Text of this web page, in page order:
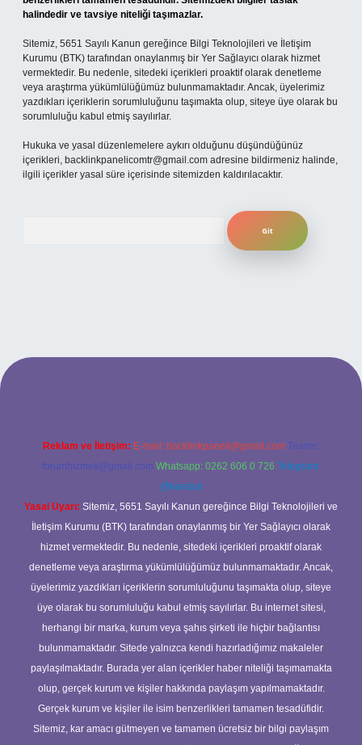
halindedir ve tavsiye niteliği taşımazlar.
Sitemiz, 5651 Sayılı Kanun gereğince Bilgi Teknolojileri ve İletişim
Kurumu (BTK) tarafından onaylanmış bir Yer Sağlayıcı olarak hizmet
vermektedir. Bu nedenle, sitedeki içerikleri proaktif olarak denetleme
veya araştırma yükümlülüğümüz bulunmamaktadır. Ancak, üyelerimiz
yazdıkları içeriklerin sorumluluğunu taşımakta olup, siteye üye olarak bu
sorumluluğu kabul etmiş sayılırlar.
Hukuka ve yasal düzenlemelere aykırı olduğunu düşündüğünüz
içerikleri, backlinkpanelicomtr@gmail.com adresine bildirmeniz halinde,
ilgili içerikler yasal süre içerisinde sitemizden kaldırılacaktır.
Reklam ve İletişim: E-mail: backlinkpaneli@gmail.com Teams:
forumhizmeti@gmail.com Whatsapp: 0262 606 0 726 Telegram:
@karabul
Yasal Uyarı: Sitemiz, 5651 Sayılı Kanun gereğince Bilgi Teknolojileri ve
İletişim Kurumu (BTK) tarafından onaylanmış bir Yer Sağlayıcı olarak
hizmet vermektedir. Bu nedenle, sitedeki içerikleri proaktif olarak
denetleme veya araştırma yükümlülüğümüz bulunmamaktadır. Ancak,
üyelerimiz yazdıkları içeriklerin sorumluluğunu taşımakta olup, siteye
üye olarak bu sorumluluğu kabul etmiş sayılırlar. Bu internet sitesi,
herhangi bir marka, kurum veya şahıs şirketi ile hiçbir bağlantısı
bulunmamaktadır. Sitede yalnızca kendi hazırladığımız makaleler
paylaşılmaktadır. Burada yer alan içerikler haber niteliği taşımamakta
olup, gerçek kurum ve kişiler hakkında paylaşım yapılmamaktadır.
Gerçek kurum ve kişiler ile isim benzerlikleri tamamen tesadüfidir.
Sitemiz, kar amacı gütmeyen ve tamamen ücretsiz bir bilgi paylaşım